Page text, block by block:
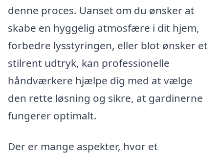
denne proces. Uanset om du ønsker at
skabe en hyggelig atmosfære i dit hjem,
forbedre lysstyringen, eller blot ønsker et
stilrent udtryk, kan professionelle
håndværkere hjælpe dig med at vælge
den rette løsning og sikre, at gardinerne
fungerer optimalt.
Der er mange aspekter, hvor et